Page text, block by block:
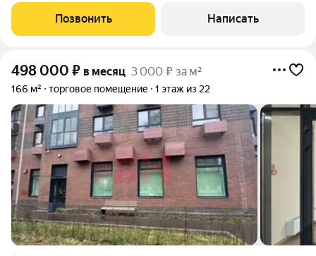
помещение под магазин продукты, либо разливное пиво,
цветы на Зеленом проспекте 60/35 в цоколе. Магазин с
Позвонить Написать
498 000 ₽ в месяц 3 000 ₽ за м²
166 м² торговое помещение 1 этаж из 22